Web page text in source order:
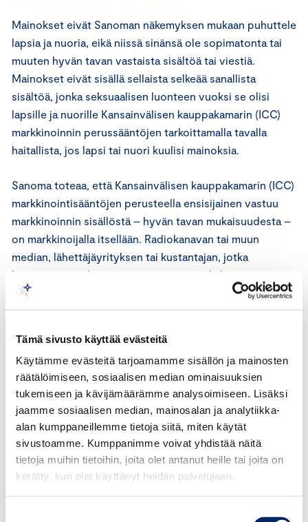
Tämä sivusto käyttää evästeitä
Käytämme evästeitä tarjoamamme sisällön ja mainosten
räätälöimiseen, sosiaalisen median ominaisuuksien
tukemiseen ja kävijämäärämme analysoimiseen. Lisäksi
jaamme sosiaalisen median, mainosalan ja analytiikka-
alan kumppaneillemme tietoja siitä, miten käytät
sivustoamme. Kumppanimme voivat yhdistää näitä
tietoja muihin tietoihin, joita olet antanut heille tai joita on
kerätty, kun olet käyttänyt heidän palvelujaan.
Mainokset eivät Sanoman näkemyksen mukaan puhuttele
lapsia ja nuoria, eikä niissä sinänsä ole sopimatonta tai
muuten hyvän tavan vastaista sisältöä tai viestiä.
Mainokset eivät sisällä sellaista selkeää sanallista
sisältöä, jonka seksuaalisen luonteen vuoksi se olisi
lapsille ja nuorille Kansainvälisen kauppakamarin (ICC)
markkinoinnin perussääntöjen tarkoittamalla tavalla
haitallista, jos lapsi tai nuori kuulisi mainoksia.
Sanoma toteaa, että Kansainvälisen kauppakamarin (ICC)
markkinointisääntöjen perusteella ensisijainen vastuu
markkinoinnin sisällöstä – hyvän tavan mukaisuudesta –
on markkinoijalla itsellään. Radiokanavan tai muun
median, lähettäjäyrityksen tai kustantajan, jotka
kustantavat, välittävät, toimittavat tai jakelevat
markkinointia ja mainoksia, on Kansainvälisen
kauppakamarin (ICC) säännösten mukaan kuitenkin
toiminnassaan.
Mainonnan eettisen neuvoston lausunto
Sovellettavat säännöt
Kansainvälisen kauppakamarin (ICC) markkinoinnin
perussääntöjen 1 artiklan mukaan markkinoinnin on